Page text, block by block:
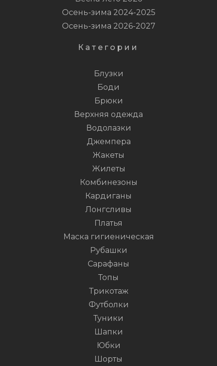
Осень-зима 2024-2025
Осень-зима 2026-2027
Категории
Блузки
Боди
Брюки
Верхняя одежда
Водолазки
Джемпера
Жакеты
Жилеты
Комбинезоны
Кардиганы
Лонгсливы
Платья
Маска гигиеническая
Рубашки
Сарафаны
Топы
Трикотаж
Футболки
Туники
Шапки
Юбки
Шорты